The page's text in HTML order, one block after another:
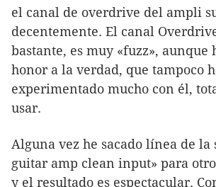
el canal de overdrive del ampli
decentemente. El canal
bastante, es muy «fuzz», aunque
honor a la verdad, que tampoco
experimentado mucho con él,
usar.
Alguna vez he sacado línea de la
guitar amp clean input» para
y el resultado es espectacular.